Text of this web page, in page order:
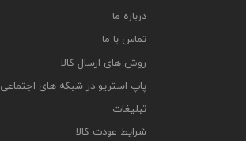
درباره ما
تماس با ما
روش های ارسال کالا
پاپ استریو در شبکه های اجتماعی
تبلیغات
شرایط عودت کالا